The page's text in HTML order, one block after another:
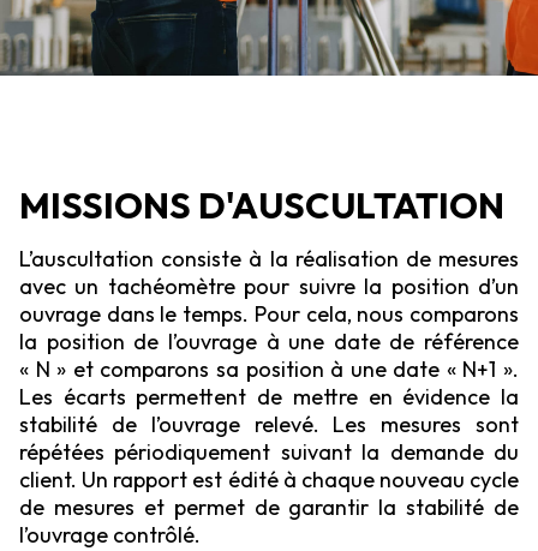
MISSIONS D'AUSCULTATION
L’auscultation consiste à la réalisation de mesures
avec un tachéomètre pour suivre la position d’un
ouvrage dans le temps. Pour cela, nous comparons
la position de l’ouvrage à une date de référence
« N » et comparons sa position à une date « N+1 ».
Les écarts permettent de mettre en évidence la
stabilité de l’ouvrage relevé. Les mesures sont
répétées périodiquement suivant la demande du
client. Un rapport est édité à chaque nouveau cycle
de mesures et permet de garantir la stabilité de
l’ouvrage contrôlé.